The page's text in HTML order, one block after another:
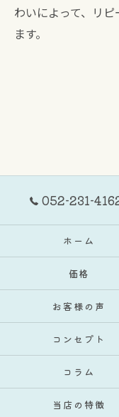
わいによって、リ
ます。
052-231-
ホーム
価格
お客様の声
コンセプト
コラム
当店の特徴